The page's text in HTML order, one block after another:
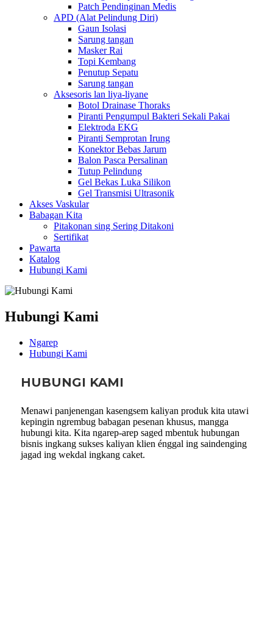
Patch Pendinginan Medis
APD (Alat Pelindung Diri)
Gaun Isolasi
Sarung tangan
Masker Rai
Topi Kembang
Penutup Sepatu
Sarung tangan
Aksesoris lan liya-liyane
Botol Drainase Thoraks
Piranti Pengumpul Bakteri Sekali Pakai
Elektroda EKG
Piranti Semprotan Irung
Konektor Bebas Jarum
Balon Pasca Persalinan
Tutup Pelindung
Gel Bekas Luka Silikon
Gel Transmisi Ultrasonik
Akses Vaskular
Babagan Kita
Pitakonan sing Sering Ditakoni
Sertifikat
Pawarta
Katalog
Hubungi Kami
Hubungi Kami
Ngarep
Hubungi Kami
HUBUNGI KAMI
Menawi panjenengan kasengsem kaliyan produk kita utawi
kepingin ngrembug babagan pesenan khusus, mangga
hubungi kita. Kita ngarep-arep saged mbentuk hubungan
bisnis ingkang sukses kaliyan klien énggal ing saindenging
jagad ing wekdal ingkang caket.